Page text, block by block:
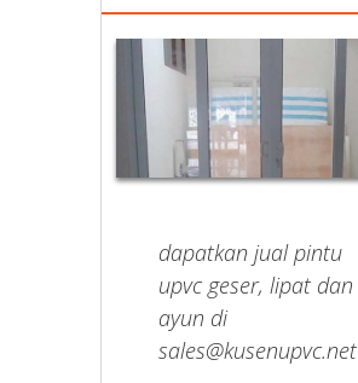
dapatkan jual pintu
upvc geser, lipat dan
ayun di
sales@kusenupvc.net